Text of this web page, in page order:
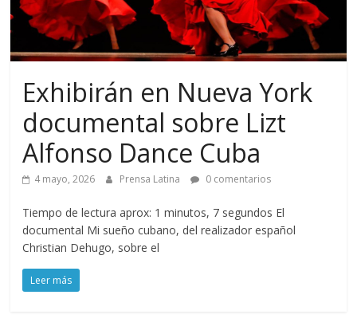
Exhibirán en Nueva York
documental sobre Lizt
Alfonso Dance Cuba
4 mayo, 2026 Prensa Latina 0 comentarios
Tiempo de lectura aprox: 1 minutos, 7 segundos El
documental Mi sueño cubano, del realizador español
Christian Dehugo, sobre el
Leer más